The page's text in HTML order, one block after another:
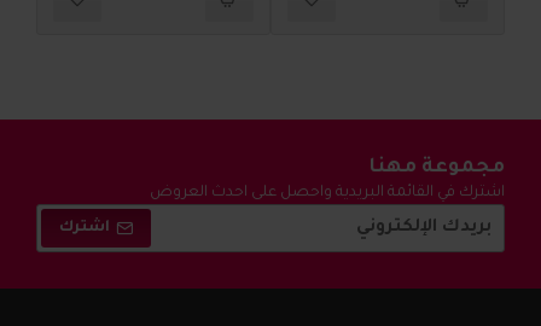
مجموعة مهنا
اشترك في القائمة البريدية واحصل على احدث العروض
والتخفيضات !
اشترك